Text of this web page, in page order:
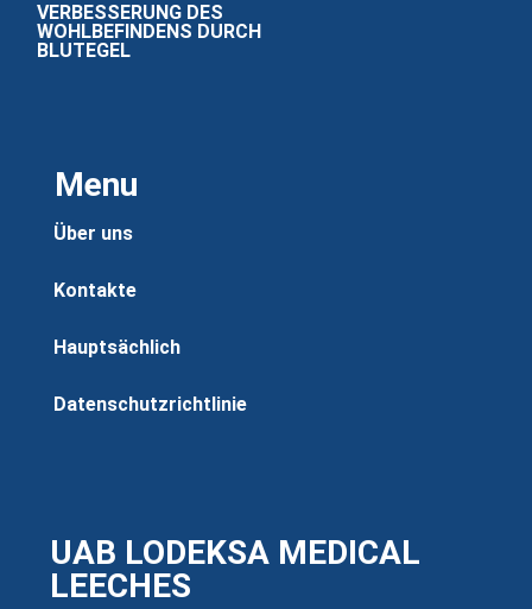
VERBESSERUNG DES
WOHLBEFINDENS DURCH
BLUTEGEL
Menu
Über uns
Kontakte
Hauptsächlich
Datenschutzrichtlinie
UAB LODEKSA MEDICAL
LEECHES